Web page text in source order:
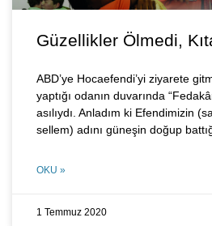
Güzellikler Ölmedi,
ABD’ye Hocaefendi’yi ziyarete
yaptığı odanın duvarında
asılıydı. Anladım ki Efendimizin
sellem) adını güneşin doğup
OKU »
1 Temmuz 2020